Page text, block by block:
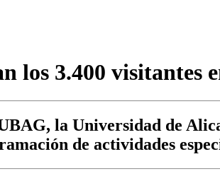
los 3.400 visitantes
la Universidad de
de actividades